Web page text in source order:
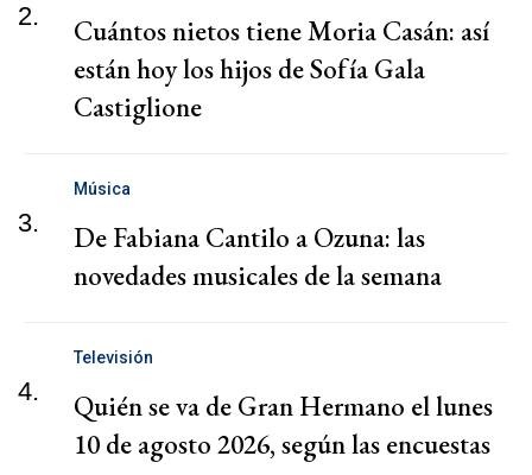
2.
Cuántos nietos tiene Moria Casán: así
están hoy los hijos de Sofía Gala
Castiglione
3.
Música
De Fabiana Cantilo a Ozuna: las
novedades musicales de la semana
4.
Televisión
Quién se va de Gran Hermano el lunes
10 de agosto 2026, según las encuestas